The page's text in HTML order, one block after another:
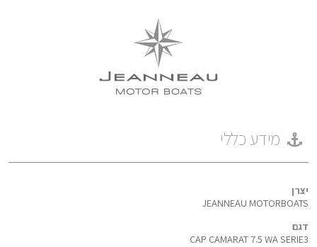
מידע כללי
יצרן
JEANNEAU MOTORBOATS
דגם
CAP CAMARAT 7.5 WA SERIE3